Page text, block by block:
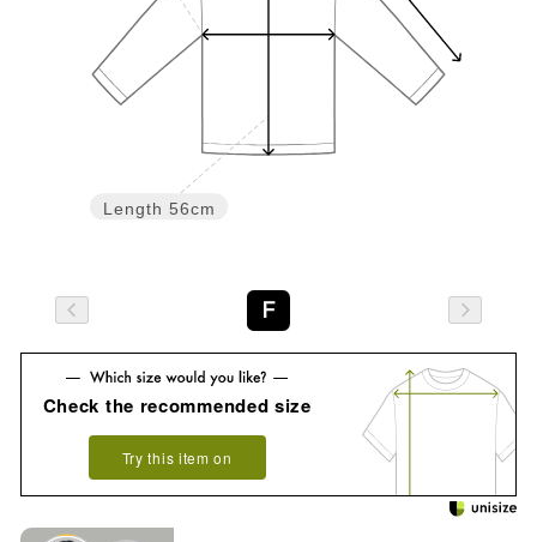
Length 56cm
F
Check the recommended size
Try this item on